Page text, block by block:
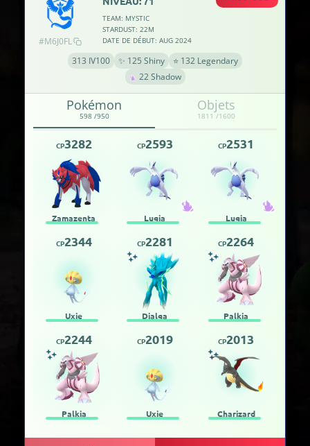
#M6J0FL
TEAM: MYSTIC
STARDUST: 22M
DATE DE DÉBUT: AUG 2024
313 IV100 ✨ 125 Shiny
⭐ 132 Legendary
22 Shadow
Pokémon
598 /950
Objets
1811 /1600
CP3282
Zamazenta
CP2593
Lugia
CP2531
Lugia
CP2344
Uxie
CP2281
Dialga
CP2264
Palkia
CP2244
Palkia
CP2019
Uxie
CP2013
Charizard